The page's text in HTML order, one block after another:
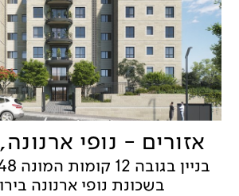
אזורים - נופי
בשכונת נופי ארנונה